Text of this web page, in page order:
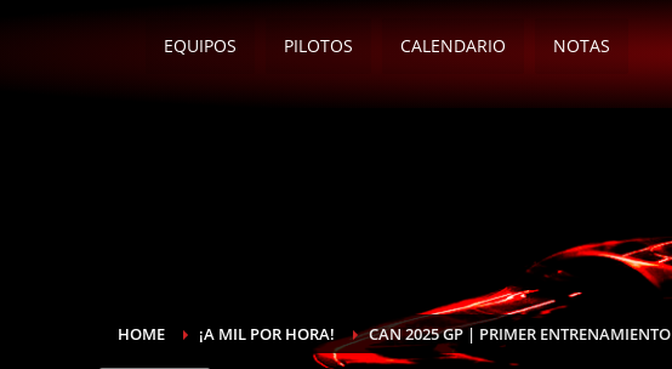
EQUIPOS PILOTOS CALENDARIO NOTAS
HOME ¡A MIL POR HORA! CAN 2025 GP | PRIMER ENTRENAMIENTO